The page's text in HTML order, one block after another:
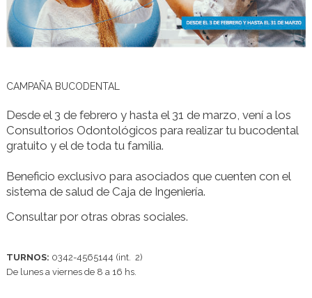
CAMPAÑA BUCODENTAL
Desde el 3 de febrero y hasta el 31 de marzo, vení a los
Consultorios Odontológicos para realizar tu bucodental
gratuito y el de toda tu familia.
Beneficio exclusivo para asociados que cuenten con el
sistema de salud de Caja de Ingeniería.
Consultar por otras obras sociales.
TURNOS: 0342-4565144 (int. 2)
De lunes a viernes de 8 a 16 hs.